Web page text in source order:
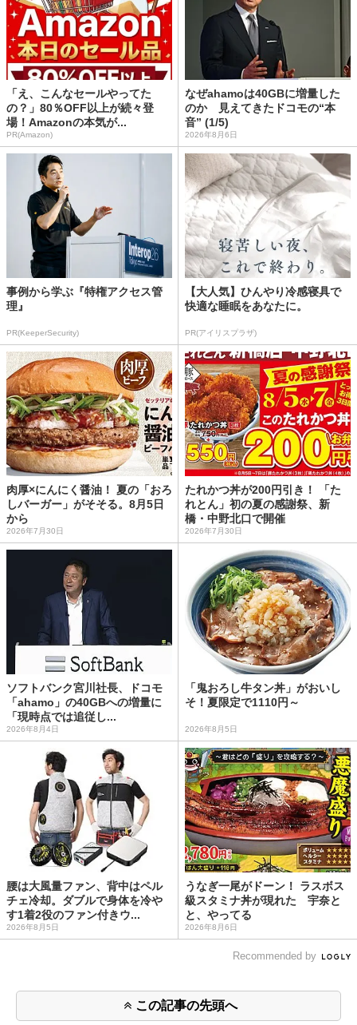
「え、こんなセールやってた
の？」80％OFF以上が続々登
場！Amazonの本気が...
PR(Amazon)
なぜahamoは40GBに増量した
のか 見えてきたドコモの“本
音” (1/5)
2026年8月6日
事例から学ぶ『特権アクセス管
理』
PR(KeeperSecurity)
【大人気】ひんやり冷感寝具で
快適な睡眠をあなたに。
PR(アイリスプラザ)
肉厚×にんにく醤油！ 夏の「おろ
しバーガー」がそそる。8月5日
から
2026年7月30日
たれかつ丼が200円引き！ 「た
れとん」初の夏の感謝祭、新
橋・中野北口で開催
2026年7月30日
ソフトバンク宮川社長、ドコモ
「ahamo」の40GBへの増量に
「現時点では追従し...
2026年8月4日
「鬼おろし牛タン丼」がおいし
そ！夏限定で1110円～
2026年8月5日
腰は大風量ファン、背中はペル
チェ冷却。ダブルで身体を冷や
す1着2役のファン付きウ...
2026年8月5日
うなぎ一尾がドーン！ ラスボス
級スタミナ丼が現れた 宇奈と
と、やってる
2026年8月6日
Recommended by
この記事の先頭へ